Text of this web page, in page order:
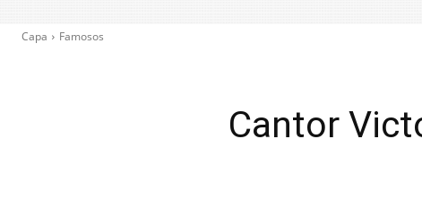
Capa Famosos
Cantor